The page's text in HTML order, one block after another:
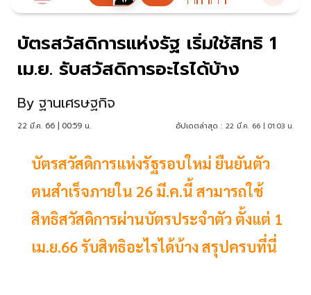
บัตรสวัสดิการแห่งรัฐ เริ่มใช้สิทธิ 1
เม.ย. รับสวัสดิการอะไรได้บ้าง
By ฐานเศรษฐกิจ
22 มี.ค. 66 | 00:59 น. อัปเดตล่าสุด : 22 มี.ค. 66 | 01:03 น.
บัตรสวัสดิการแห่งรัฐรอบใหม่ ยืนยันตัว
ตนสำเร็จภายใน 26 มี.ค.นี้ สามารถใช้
สิทธิสวัสดิการผ่านบัตรประจำตัว ตั้งแต่ 1
เม.ย.66 รับสิทธิอะไรได้บ้าง สรุปครบที่นี่